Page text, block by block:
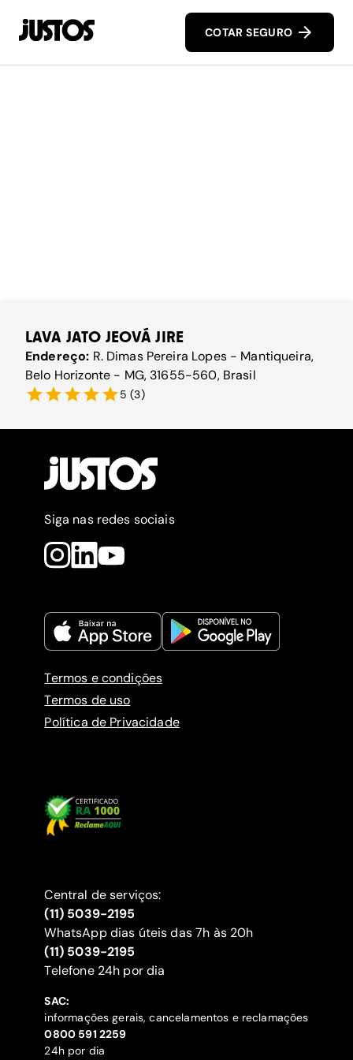
COTAR SEGURO
LAVA JATO JEOVÁ JIRE
Endereço: R. Dimas Pereira Lopes - Mantiqueira,
Belo Horizonte - MG, 31655-560, Brasil
5 (3)
Siga nas redes sociais
Termos e condições
Termos de uso
Política de Privacidade
Central de serviços:
(11) 5039-2195
WhatsApp dias úteis das 7h às 20h
(11) 5039-2195
‍Telefone 24h por dia
SAC:
informações gerais, cancelamentos e reclamações
‍0800 591 2259
24h por dia